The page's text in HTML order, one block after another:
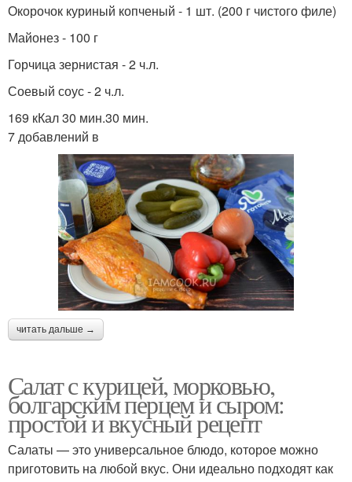
Окорочок куриный копченый - 1 шт. (200 г чистого филе)
Майонез - 100 г
Горчица зернистая - 2 ч.л.
Соевый соус - 2 ч.л.
169 кКал 30 мин.30 мин.
7 добавлений в
читать дальше →
Салат с курицей, морковью,
болгарским перцем и сыром:
простой и вкусный рецепт
Салаты — это универсальное блюдо, которое можно
приготовить на любой вкус. Они идеально подходят как